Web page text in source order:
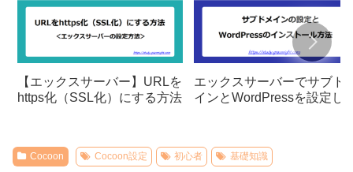
【エックスサーバー】URLを
https化（SSL化）にする方法
エックスサーバーでサブド
インとWordPressを設定し
Cocoon Cocoon設定 初心者 基礎知識